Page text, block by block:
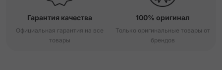
Гарантия качества
Официальная гарантия на все
товары
100% оригинал
Только оригинальные товары от
брендов